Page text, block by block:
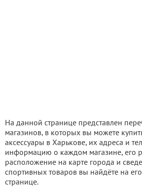
На данной странице представлен
магазинов, в которых вы можете
аксессуары в Харькове, их адреса и
информацию о каждом магазине, его
расположение на карте города и
спортивных товаров вы найдёте на
странице.